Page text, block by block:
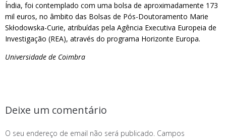
Índia, foi contemplado com uma bolsa de aproximadamente 173
mil euros, no âmbito das Bolsas de Pós-Doutoramento Marie
Skłodowska-Curie, atribuídas pela Agência Executiva Europeia de
Investigação (REA), através do programa Horizonte Europa.
Universidade de Coimbra
Deixe um comentário
O seu endereço de email não será publicado. Campos